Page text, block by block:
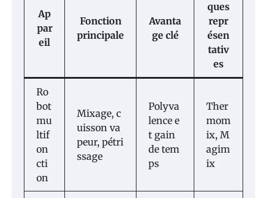
Ap
par
eil
Fonction
principale
Avanta
ge clé
ques
repr
ésen
tativ
es
Ro
bot
mu
ltif
on
cti
on
Mixage, c
uisson va
peur, pétri
ssage
Polyva
lence e
t gain
de tem
ps
Ther
mom
ix, M
agim
ix